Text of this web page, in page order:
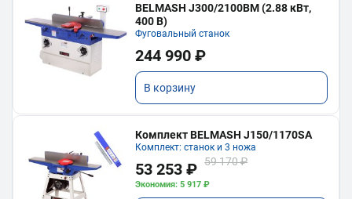
BELMASH J300/2100ВМ (2.88 кВт,
400 В)
Фуговальный станок
244 990 ₽
В корзину
Комплект BELMASH J150/1170SA
Комплект: станок и 3 ножа
53 253 ₽ 59 170 ₽
Экономия: 5 917 ₽